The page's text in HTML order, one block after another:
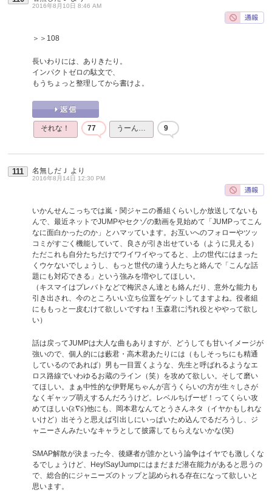
2016年8月10日 8:46 AM
＞＞108
長いわりには、ありきたり。
インパクトゼロの駄文で、
もうちょっと整理してから書けよ。
それな！ 77 うーん… 9
111 名無しだＪ より
2016年8月14日 12:30 PM
いかんせんこっちでは嵐・関ジャニの番組くらいしか放送してないも
んで、最近ネットでJUMPやセクゾの動画を見始めて「JUMPってこん
なに面白かったのか」とハマッています。お互いへのフォローやツッ
コミがすごく機能していて、良さが引き出せている（ように見える）
ただこれも自分たちだけでワイワイやってると、上の世代にはまった
くウケないでしょうし、もっと世代の違う人たちと絡んで「こんな話
題にも対応できる」という強みを増やしてほしい。
（キスマイはプレバトなどで梅沢さん達とも絡んだり、意外な能力も
引き出され、今のところいい立ち位置をゲットしてますよね。役者組
にももっと一皮むけて欲しいですね！玉森君に汚れ役とややって欲し
い）
話は戻ってJUMPは大人な曲もありますが、どうしても甘いイメージが
強いので、個人的には藪君・高木君あたりには（もしそっちにも精通
しているのであれば）男も一目置くような、先生と呼ばれるようなエ
ロス路線でいわゆるお蔵のライン（笑）を攻めて欲しい。そして磨い
てほしい。まぁ中性的な伊野尾ちゃんが言うくらいの方が生々しさが
なくギャップ萌えするんだろうけど。レベルちげーぜ！ってくらい攻
めてほしい(≧∇≦)他にも、岡本君なんてとうさんネタ（イヤかもしれな
いけど）出そうと思えば引出しにいっぱいため込んでるだろうし、ジ
ャニーさんみたいなキャラとして披露してもらえないかな(笑)
SMAP解散が決まった今、後継者が誰かという論争はイヤでも激しくな
るでしょうけど、Hey!Say!Jumpにはまだまだ潜在能力があると思うの
で、総合的にジャニーズのトップと認められる存在になって欲しいと
思います。